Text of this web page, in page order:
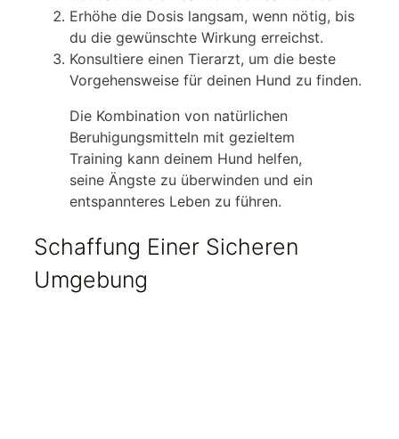
Erhöhe die Dosis langsam, wenn nötig, bis
du die gewünschte Wirkung erreichst.
Konsultiere einen Tierarzt, um die beste
Vorgehensweise für deinen Hund zu finden.
Die Kombination von natürlichen
Beruhigungsmitteln mit gezieltem
Training kann deinem Hund helfen,
seine Ängste zu überwinden und ein
entspannteres Leben zu führen.
Schaffung Einer Sicheren
Umgebung